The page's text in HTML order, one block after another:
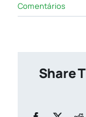
Comentários
Share